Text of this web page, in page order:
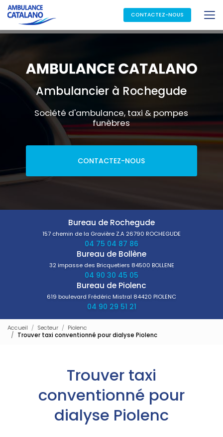
Aller
au
contenu
principal
CONTACTEZ-NOUS
Ambulancier à Rochegude
Société d'ambulance, taxi & pompes
funèbres
CONTACTEZ-NOUS
Bureau de Rochegude
157 chemin de la Gravière Z.A 26790 ROCHEGUDE
04 75 04 87 86
Bureau de Bollène
32 impasse des Bricquetiers 84500 BOLLENE
04 90 30 45 05
Bureau de Piolenc
619 boulevard Frédéric Mistral 84420 PIOLENC
04 90 29 51 21
Accueil Secteur
Piolenc
Trouver taxi conventionné pour dialyse Piolenc
Trouver taxi
conventionné pour
dialyse Piolenc